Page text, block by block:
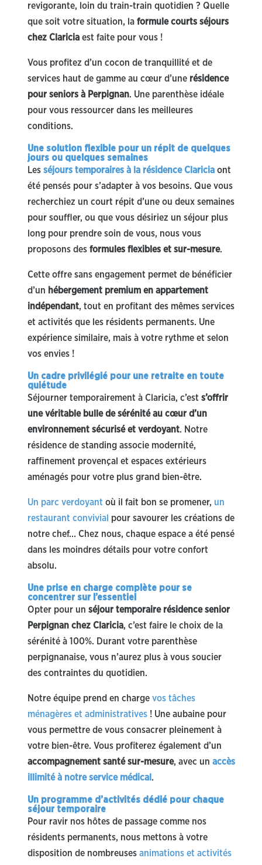
revigorante, loin du train-train quotidien ? Quelle
que soit votre situation, la formule courts séjours
chez Clariciaest faite pour vous !
Vous profitez d’un cocon de tranquillité et de
services haut de gamme au cœur d’une résidence
pour seniors à Perpignan. Une parenthèse idéale
pour vous ressourcer dans les meilleures
conditions.
Une solution flexible pour un répit de quelques
jours ou quelques semaines
Les séjours temporaires à la résidence Clariciaont
été pensés pour s’adapter à vos besoins. Que vous
recherchiez un court répit d’une ou deux semaines
pour souffler, ou que vous désiriez un séjour plus
long pour prendre soin de vous, nous vous
proposons des formules flexibles et sur-mesure.
Cette offre sans engagement permet de bénéficier
d’un hébergement premium en appartement
indépendant, tout en profitant des mêmes services
et activités que les résidents permanents. Une
expérience similaire, mais à votre rythme et selon
vos envies !
Un cadre privilégié pour une retraite en toute
quiétude
Séjourner temporairement à Claricia, c’est s’offrir
une véritable bulle de sérénité au cœur d’un
environnement sécurisé et verdoyant. Notre
résidence de standing associe modernité,
raffinement provençal et espaces extérieurs
aménagés pour votre plus grand bien-être.
Un parc verdoyant où il fait bon se promener, un
restaurant convivial pour savourer les créations de
notre chef… Chez nous, chaque espace a été pensé
dans les moindres détails pour votre confort
absolu.
Une prise en charge complète pour se
concentrer sur l’essentiel
Opter pour un séjour temporaire résidence senior
Perpignan chez Claricia, c’est faire le choix de la
sérénité à 100%. Durant votre parenthèse
perpignanaise, vous n’aurez plus à vous soucier
des contraintes du quotidien.
Notre équipe prend en charge vos tâches
ménagères et administratives! Une aubaine pour
vous permettre de vous consacrer pleinement à
votre bien-être. Vous profiterez également d’un
accompagnement santé sur-mesure, avec un accès
illimité à notre service médical .
Un programme d’activités dédié pour chaque
séjour temporaire
Pour ravir nos hôtes de passage comme nos
résidents permanents, nous mettons à votre
disposition de nombreuses animations et activités